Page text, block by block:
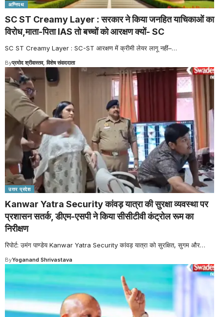
अग्निपथ
SC ST Creamy Layer : सरकार ने किया जनहित याचिकाओं का
विरोध,माता-पिता IAS तो बच्चों को आरक्षण क्यों- SC
SC ST Creamy Layer : SC-ST आरक्षण में क्रीमी लेयर लागू नहीं–…
Byप्रमोद श्रीवास्तव, विशेष संवाददाता
उत्तर प्रदेश
Kanwar Yatra Security कांवड़ यात्रा की सुरक्षा व्यवस्था पर
प्रशासन सतर्क, डीएम-एसपी ने किया सीसीटीवी कंट्रोल रूम का
निरीक्षण
रिपोर्ट: उमंग पाण्डेय Kanwar Yatra Security कांवड़ यात्रा को सुरक्षित, सुगम और…
ByYoganand Shrivastava